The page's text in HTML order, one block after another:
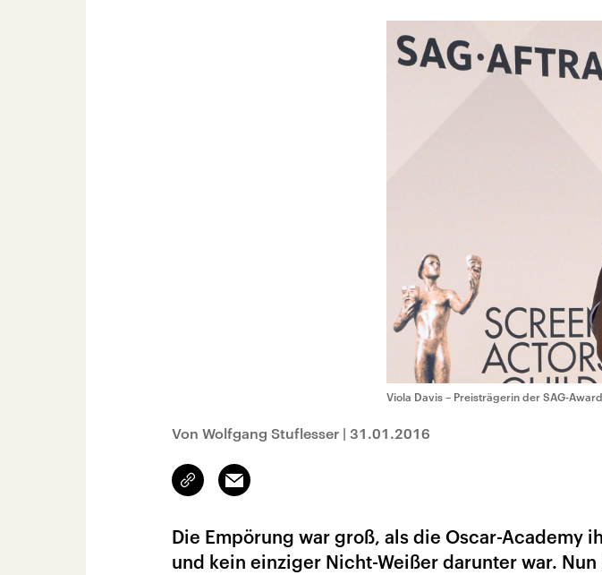
Viola Davis – Preisträgerin der SAG-
Von Wolfgang Stuflesser | 31.01.2016
Link
kopieren/teilen
Email
Die Empörung war groß, als die Oscar-Academy
und kein einziger Nicht-Weißer darunter war.